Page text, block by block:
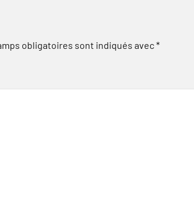
obligatoires sont indiqués avec*